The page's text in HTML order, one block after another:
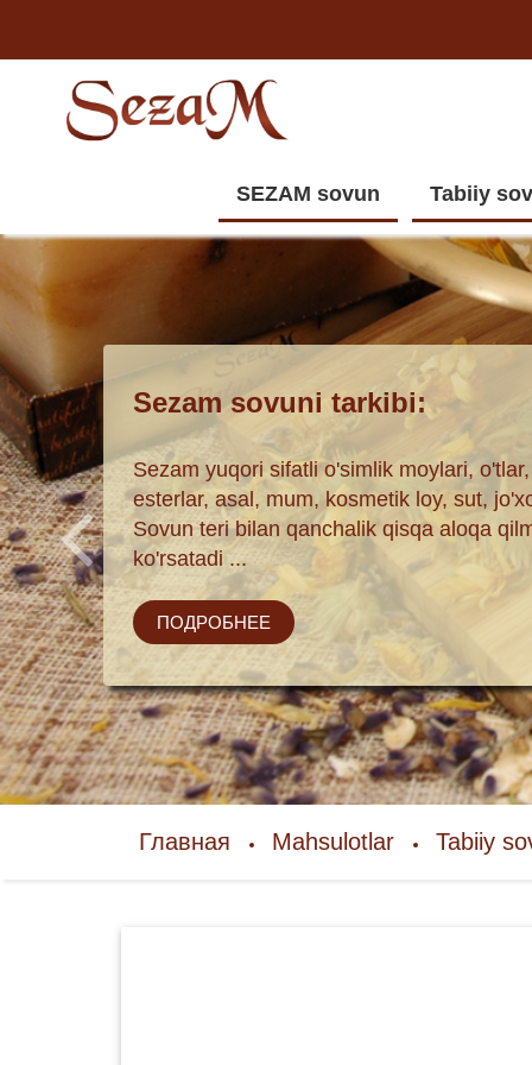
SEZAM sovun Tabiiy
Sezam sovuni tarkibi:
Sezam yuqori sifatli o'simlik moylari,
esterlar, asal, mum, kosmetik loy, sut,
Sovun teri bilan qanchalik qisqa aloqa
ko'rsatadi ...
ПОДРОБНЕЕ
Главная Mahsulotlar Tabiiy